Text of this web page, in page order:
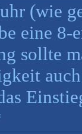
(wie
eine 8-
sollte